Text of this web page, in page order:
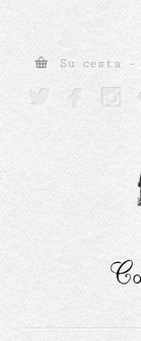
Su cesta -
  